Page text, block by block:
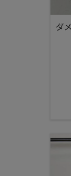
ダ